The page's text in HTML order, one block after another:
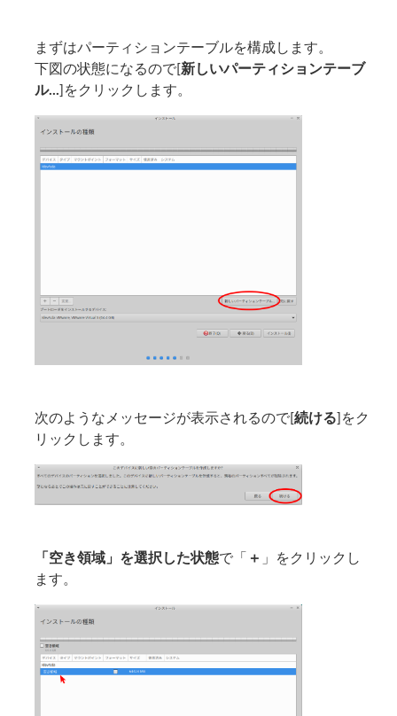
まずはパーティションテーブルを構成します。
下図の状態になるので[新しいパーティションテーブ
ル...]をクリックします。
次のようなメッセージが表示されるので[続ける]をク
リックします。
「空き領域」を選択した状態で「 ＋ 」をクリックし
ます。